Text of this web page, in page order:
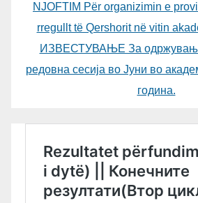
NJOFTIM Për organizimin e
rregullt të Qershorit në vitin
ИЗВЕСТУВАЊЕ За
редовна сесија во Јуни во
година.